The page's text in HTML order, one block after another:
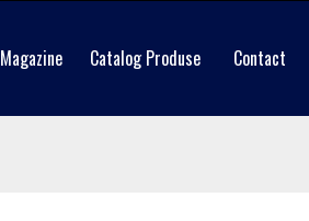
Magazine Catalog Produse Contact